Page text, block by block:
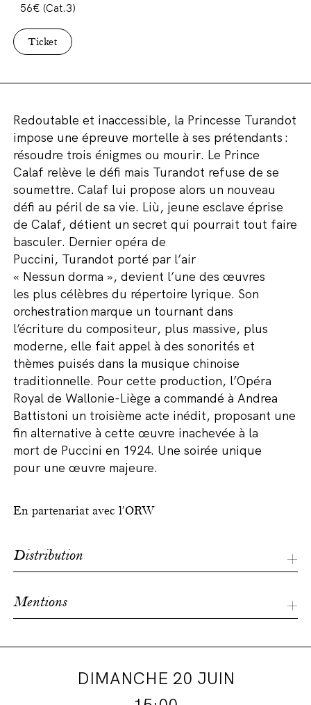
56€ (Cat.3)
Ticket
Redoutable et inaccessible, la Princesse Turandot
impose une épreuve mortelle à ses prétendants :
résoudre trois énigmes ou mourir. Le Prince
Calaf relève le défi mais Turandot refuse de se
soumettre. Calaf lui propose alors un nouveau
défi au péril de sa vie. Liù, jeune esclave éprise
de Calaf, détient un secret qui pourrait tout faire
basculer. Dernier opéra de
Puccini, Turandot porté par l’air
« Nessun dorma », devient l’une des œuvres
les plus célèbres du répertoire lyrique. Son
orchestration marque un tournant dans
l’écriture du compositeur, plus massive, plus
moderne, elle fait appel à des sonorités et
thèmes puisés dans la musique chinoise
traditionnelle. Pour cette production, l’Opéra
Royal de Wallonie-Liège a commandé à Andrea
Battistoni un troisième acte inédit, proposant une
fin alternative à cette œuvre inachevée à la
mort de Puccini en 1924. Une soirée unique
pour une œuvre majeure.
En partenariat avec l’ORW
Distribution
Jean-Romain Vesperini
Lavenère| CostumesFrançoise Raybaud| Lumières
Orchestre, chœur et maîtriseOpéra Royal de
Principessa Turandot / la Princesse Turandot),
Luciano Ganci (Il Principe Ignoto Calaf / le Prince
Mentions
Soutien Tax Shelter du Gouvernement Fédéral Belge,
DIMANCHE 20 JUIN